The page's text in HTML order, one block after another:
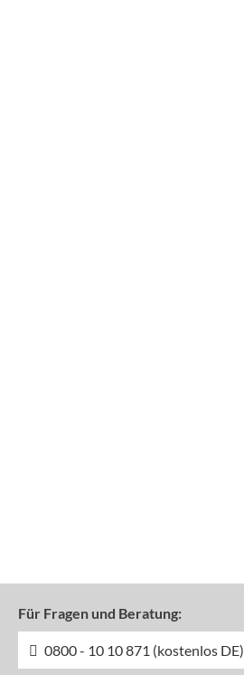
Für Fragen und Beratung:
0800 - 10 10 871 (kostenlos DE)